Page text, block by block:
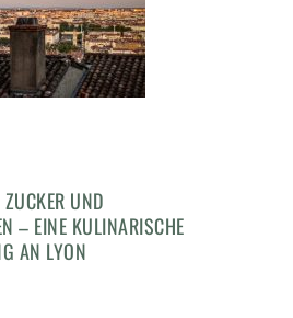
UND
– EINE KULINARISCHE L
AN LYON